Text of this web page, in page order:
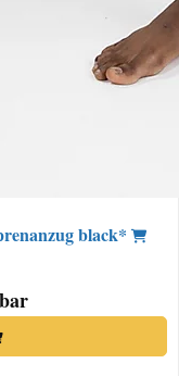
black*